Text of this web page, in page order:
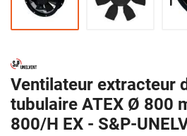
Ventilateur extracteur
tubulaire ATEX Ø 800
800/H EX - S&P-